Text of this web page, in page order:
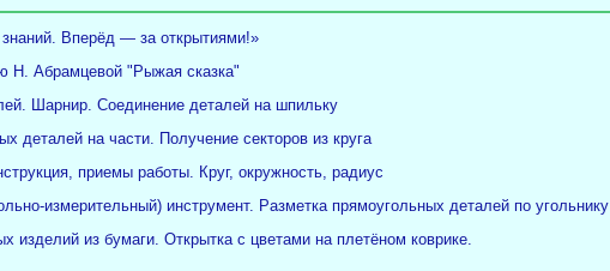
Вперёд — за открытиями!»
Н. Абрамцевой "Рыжая сказка"
Шарнир. Соединение деталей на шпильку
деталей на части. Получение секторов из круга
приемы работы. Круг, окружность, радиус
измерительный) инструмент. Разметка прямоугольных деталей по угольнику
изделий из бумаги. Открытка с цветами на плетёном коврике.